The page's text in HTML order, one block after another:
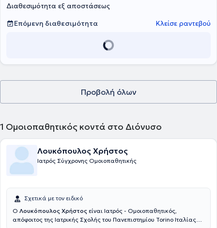
Διαθεσιμότητα εξ αποστάσεως
Επόμενη διαθεσιμότητα
Κλείσε ραντεβού
Προβολή όλων
1 Ομοιοπαθητικός κοντά στο Διόνυσο
Λουκόπουλος Χρήστος
Ιατρός Σύγχρονης Ομοιοπαθητικής
Σχετικά με τον ειδικό
Ο Λουκόπουλος Χρήστος είναι Ιατρός - Ομοιοπαθητικός,
απόφοιτος της Ιατρικής Σχολής του Πανεπιστημίου Torino Ιταλίας